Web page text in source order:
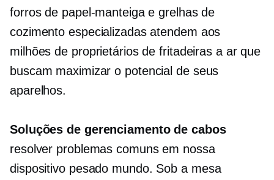
forros de papel-manteiga e grelhas de
cozimento especializadas atendem aos
milhões de proprietários de fritadeiras a ar que
buscam maximizar o potencial de seus
aparelhos.
Soluções de gerenciamento de cabos
resolver problemas comuns em nossa
dispositivo pesado mundo. Sob a mesa